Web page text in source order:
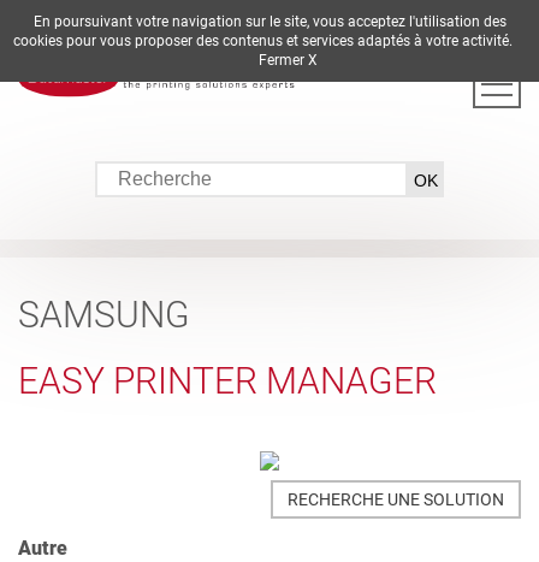
DE EN ES FR IT
SAMSUNG
EASY PRINTER MANAGER
RECHERCHE UNE SOLUTION
Autre
En poursuivant votre navigation sur le site, vous acceptez l'utilisation des
cookies pour vous proposer des contenus et services adaptés à votre activité.
Fermer X